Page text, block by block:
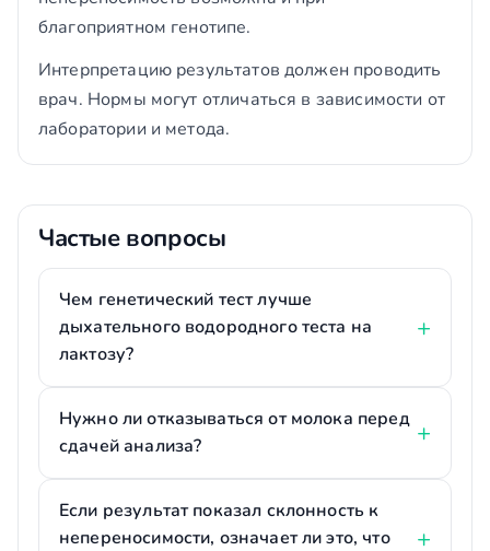
благоприятном генотипе.
Интерпретацию результатов должен проводить
врач. Нормы могут отличаться в зависимости от
лаборатории и метода.
Частые вопросы
Чем генетический тест лучше
дыхательного водородного теста на
лактозу?
Нужно ли отказываться от молока перед
сдачей анализа?
Если результат показал склонность к
непереносимости, означает ли это, что